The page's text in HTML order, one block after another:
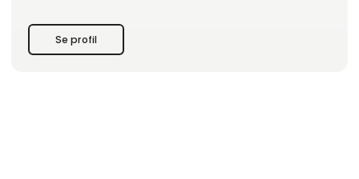
ODUs ekspertise og teknologier omfatter design og
udvikling af stikforbindelser - herunder
Se profil